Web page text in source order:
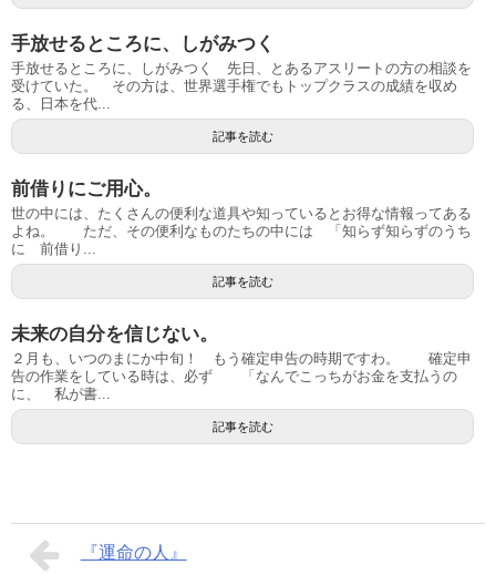
手放せるところに、しがみつく
手放せるところに、しがみつく 先日、とあるアスリートの方の相談を
受けていた。 その方は、世界選手権でもトップクラスの成績を収め
る、日本を代...
記事を読む
前借りにご用心。
世の中には、たくさんの便利な道具や知っているとお得な情報ってある
よね。 ただ、その便利なものたちの中には 「知らず知らずのうち
に 前借り...
記事を読む
未来の自分を信じない。
２月も、いつのまにか中旬！ もう確定申告の時期ですわ。 確定申
告の作業をしている時は、必ず 「なんでこっちがお金を支払うの
に、 私が書...
記事を読む
『運命の人』